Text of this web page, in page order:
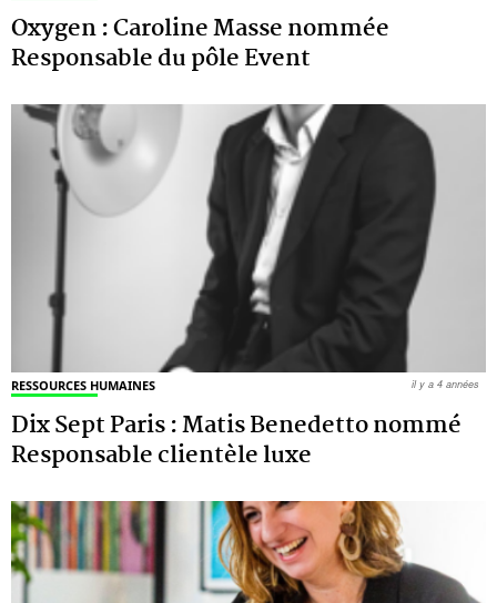
Oxygen : Caroline Masse nommée
Responsable du pôle Event
RESSOURCES HUMAINES
Dix Sept Paris : Matis Benedetto nommé
Responsable clientèle luxe
il y a 4 années